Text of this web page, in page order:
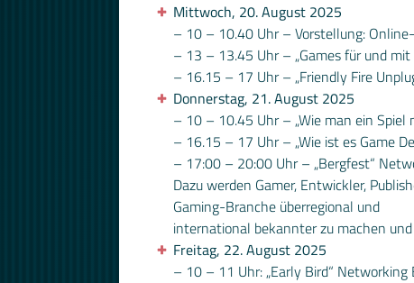
Mittwoch, 20. August 2025
– 10 – 10.40 Uhr – Vorstellung:
– 13 – 13.45 Uhr – „Games für und
– 16.15 – 17 Uhr – „Friendly Fire
Donnerstag, 21. August 2025
– 10 – 10.45 Uhr – „Wie man ein
– 16.15 – 17 Uhr – „Wie ist es Game
– 17:00 – 20:00 Uhr – „Bergfest“
Dazu werden Gamer, Entwickler,
Gaming-Branche überregional und
international bekannter zu machen
Freitag, 22. August 2025
– 10 – 11 Uhr: „Early Bird“ Networking